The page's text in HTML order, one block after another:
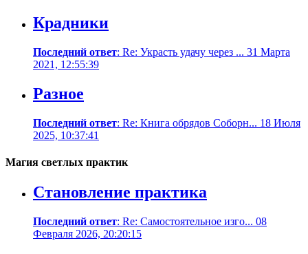
Крадники
Последний ответ: Re: Украсть удачу через ... 31 Марта
2021, 12:55:39
Разное
Последний ответ: Re: Книга обрядов Соборн... 18 Июля
2025, 10:37:41
Магия светлых практик
Становление практика
Последний ответ: Re: Самостоятельное изго... 08
Февраля 2026, 20:20:15